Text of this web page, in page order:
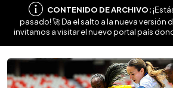
CONTENIDO DE ARCHIVO:
pasado! 🚀 Da el salto a la nueva versión
invitamos a visitar el nuevo portal país